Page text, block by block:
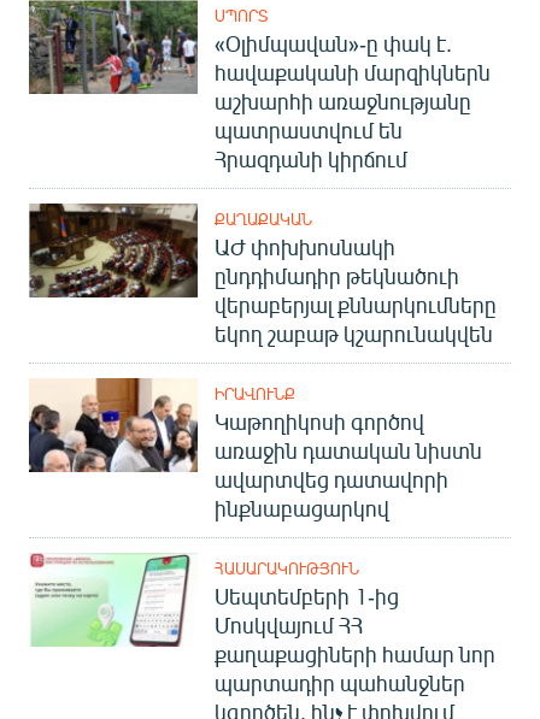
ՍՊՈՐՏ
«Օլիմպավան»-ը փակ է.
հավաքականի մարզիկներն
աշխարհի առաջնությանը
պատրաստվում են
Հրազդանի կիրճում
ՔԱՂԱՔԱԿԱՆ
ԱԺ փոխխոսնակի
ընդդիմադիր թեկնածուի
վերաբերյալ քննարկումները
եկող շաբաթ կշարունակվեն
ԻՐԱՎՈՒՆՔ
Կաթողիկոսի գործով
առաջին դատական նիստն
ավարտվեց դատավորի
ինքնաբացարկով
ՀԱՍԱՐԱԿՈՒԹՅՈՒՆ
Սեպտեմբերի 1-ից
Մոսկվայում ՀՀ
քաղաքացիների համար նոր
պարտադիր պահանջներ
կգործեն. ինչ է փոխվում